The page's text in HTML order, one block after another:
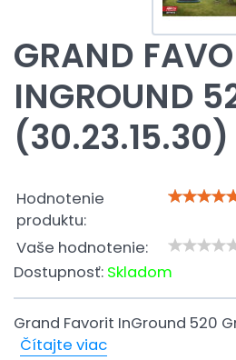
GRAND
INGROUND
(30.23.15.30)
Hodnotenie
produktu:
Vaše hodnotenie:
Dostupnosť: Skladom
Grand Favorit InGround 520
Čítajte viac